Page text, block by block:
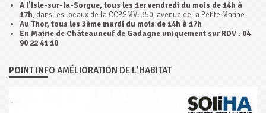
A l'Isle-sur-la-Sorgue, tous les 1er vendredi du mois de 14h à
17h, dans les locaux de la CCPSMV: 350, avenue de la Petite Marine
Au Thor, tous les 3ème mardi du mois de 14h à 17h
En Mairie de Châteauneuf de Gadagne uniquement sur RDV : 04
90 22 41 10
POINT INFO AMÉLIORATION DE L'HABITAT